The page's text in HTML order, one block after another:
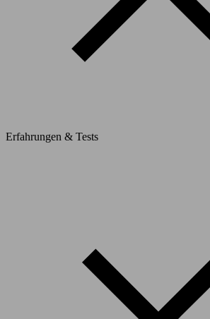
Erfahrungen & Tests